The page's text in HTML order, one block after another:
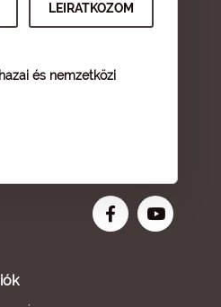
és nemzetközi